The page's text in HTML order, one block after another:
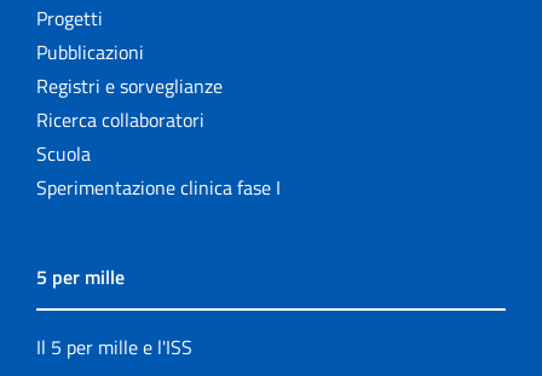
Progetti
Pubblicazioni
Registri e sorveglianze
Ricerca collaboratori
Scuola
Sperimentazione clinica fase I
5 per mille
Il 5 per mille e l'ISS